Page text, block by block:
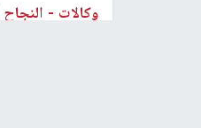
وكالات -